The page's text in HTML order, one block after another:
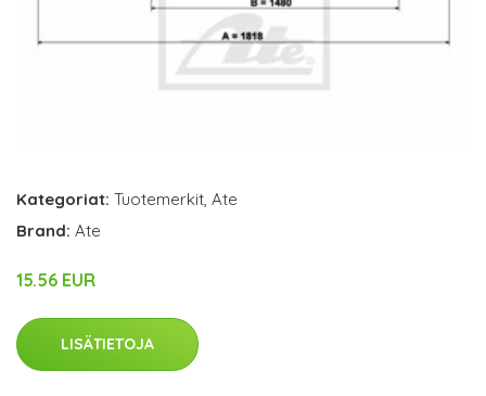
Kategoriat: Tuotemerkit Ate
Brand: Ate
15.56 EUR
LISÄTIETOJA